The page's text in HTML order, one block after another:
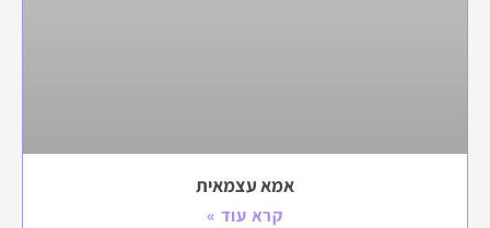
אמא עצמאית
קרא עוד »